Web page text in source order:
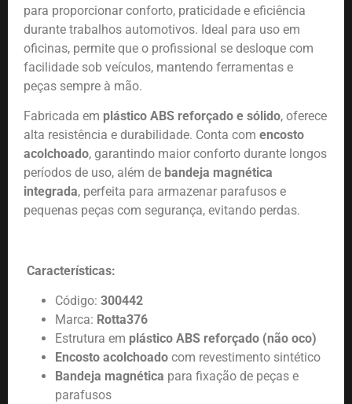
para proporcionar conforto, praticidade e eficiência
durante trabalhos automotivos. Ideal para uso em
oficinas, permite que o profissional se desloque com
facilidade sob veículos, mantendo ferramentas e
peças sempre à mão.
Fabricada em plástico ABS reforçado e sólido, oferece
alta resistência e durabilidade. Conta com encosto
acolchoado, garantindo maior conforto durante longos
períodos de uso, além de bandeja magnética
integrada, perfeita para armazenar parafusos e
pequenas peças com segurança, evitando perdas.
Características:
Código: 300442
Marca: Rotta376
Estrutura em plástico ABS reforçado (não oco)
Encosto acolchoado com revestimento sintético
Bandeja magnética para fixação de peças e
parafusos